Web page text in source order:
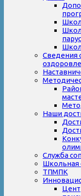
Сведения
Наши
Служба
Школьная
ТПМПК